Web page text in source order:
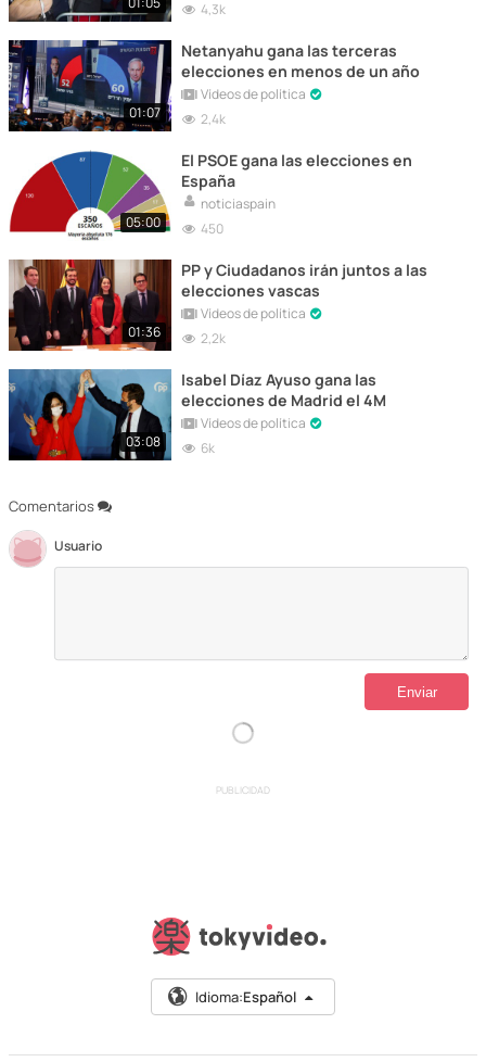
Comentarios
Usuario
4,3k
01:07
Netanyahu gana las terceras
elecciones en menos de un año
Vídeos de política
2,4k
05:00
El PSOE gana las elecciones en
España
noticiaspain
450
01:36
PP y Ciudadanos irán juntos a las
elecciones vascas
Vídeos de política
2,2k
03:08
Isabel Díaz Ayuso gana las
elecciones de Madrid el 4M
Vídeos de política
6k
PUBLICIDAD
Idioma:Español